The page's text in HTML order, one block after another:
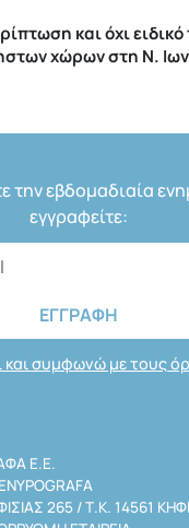
και όχι ειδικό
χώρων στη Ν.
την εβδομαδιαία
εγγραφείτε:
και συμφωνώ με τους
Ε.Ε.
ENYPOGRAFA
265 / Τ.Κ. 14561